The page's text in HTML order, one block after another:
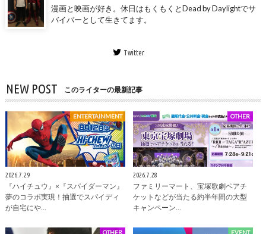
漫画と映画が好き。休日はもくもくとDead by Daylightでサ
バイバーとして生きてます。
Twitter
NEW POST このライターの最新記事
ENTERTAINMENT
2026.7.29
『ハイチュウ』×『スパイダーマン』
夢のコラボ実現！抽選でスパイディ
が自宅にや…
OTHER
2026.7.28
ファミリーマート、宝塚歌劇ペアチ
ケットなどが当たる約半年間の大型
キャンペーン…
OTHER EVENT